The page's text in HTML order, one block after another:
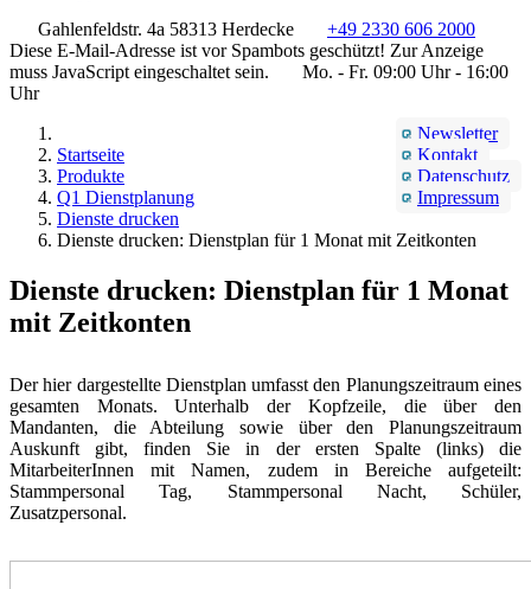
Gahlenfeldstr. 4a 58313 Herdecke
+49 2330 606 2000
Diese E-Mail-Adresse ist vor Spambots geschützt! Zur Anzeige
muss JavaScript eingeschaltet sein.
Mo. - Fr. 09:00 Uhr - 16:00
Uhr
Newsletter
Kontakt
Datenschutz
Impressum
Startseite
Produkte
Q1 Dienstplanung
Dienste drucken
Dienste drucken: Dienstplan für 1 Monat mit Zeitkonten
Dienste drucken: Dienstplan für 1 Monat
mit Zeitkonten
Der hier dargestellte Dienstplan umfasst den Planungszeitraum eines
gesamten Monats. Unterhalb der Kopfzeile, die über den
Mandanten, die Abteilung sowie über den Planungszeitraum
Auskunft gibt, finden Sie in der ersten Spalte (links) die
MitarbeiterInnen mit Namen, zudem in Bereiche aufgeteilt:
Stammpersonal Tag, Stammpersonal Nacht, Schüler,
Zusatzpersonal.